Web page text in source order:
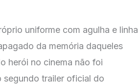
uniforme com agulha e linha
da memória daqueles
herói no cinema não foi
trailer oficial do